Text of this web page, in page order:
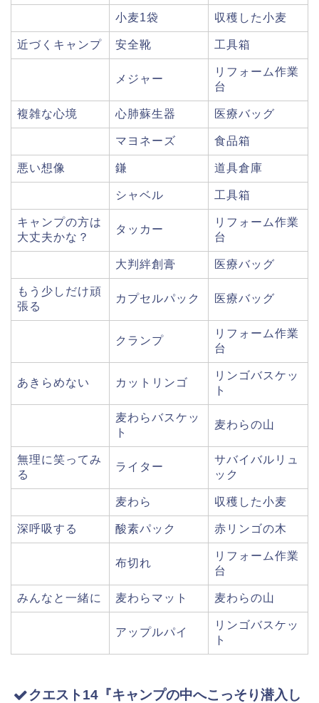
小麦1袋 収穫した小麦
近づくキャンプ 安全靴 工具箱
メジャー
リフォーム作業
台
複雑な心境 心肺蘇生器 医療バッグ
マヨネーズ 食品箱
悪い想像 鎌 道具倉庫
シャベル 工具箱
キャンプの方は
大丈夫かな？
タッカー
リフォーム作業
台
大判絆創膏 医療バッグ
もう少しだけ頑
張る
カプセルパック 医療バッグ
クランプ
リフォーム作業
台
あきらめない カットリンゴ
リンゴバスケッ
ト
麦わらバスケッ
ト
麦わらの山
無理に笑ってみ
る
ライター
サバイバルリュ
ック
麦わら 収穫した小麦
深呼吸する 酸素パック 赤リンゴの木
布切れ
リフォーム作業
台
みんなと一緒に 麦わらマット 麦わらの山
アップルパイ
リンゴバスケッ
ト
クエスト14『キャンプの中へこっそり潜入し